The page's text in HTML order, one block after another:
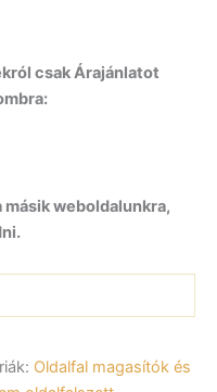
csak Árajánlatot
weboldalunkra,
Oldalfal magasítók és